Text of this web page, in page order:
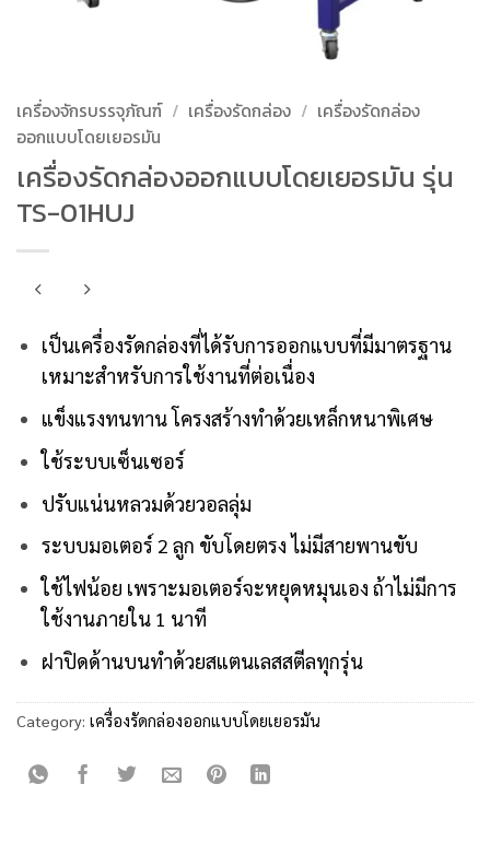
เครื่องจักรบรรจุภัณฑ์ / เครื่องรัดกล่อง / เครื่องรัดกล่อง
ออกแบบโดยเยอรมัน
เครื่องรัดกล่องออกแบบโดยเยอรมัน รุ่น
TS-01HUJ
เป็นเครื่องรัดกล่องที่ได้รับการออกแบบที่มีมาตรฐาน
เหมาะสำหรับการใช้งานที่ต่อเนื่อง
แข็งแรงทนทาน โครงสร้างทำด้วยเหล็กหนาพิเศษ
ใช้ระบบเซ็นเซอร์
ปรับแน่นหลวมด้วยวอลลุ่ม
ระบบมอเตอร์ 2 ลูก ขับโดยตรง ไม่มีสายพานขับ
ใช้ไฟน้อย เพราะมอเตอร์จะหยุดหมุนเอง ถ้าไม่มีการ
ใช้งานภายใน 1 นาที
ฝาปิดด้านบนทำด้วยสแตนเลสสตีลทุกรุ่น
Category: เครื่องรัดกล่องออกแบบโดยเยอรมัน